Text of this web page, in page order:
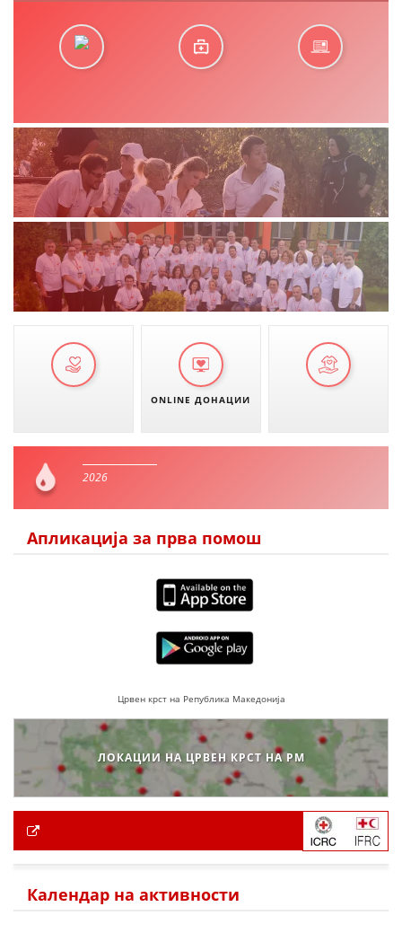
ONLINE ДОНАЦИИ
2026
Апликација за прва помош
Црвен крст на Република Македонија
ЛОКАЦИИ НА ЦРВЕН КРСТ НА РМ
Календар на активности